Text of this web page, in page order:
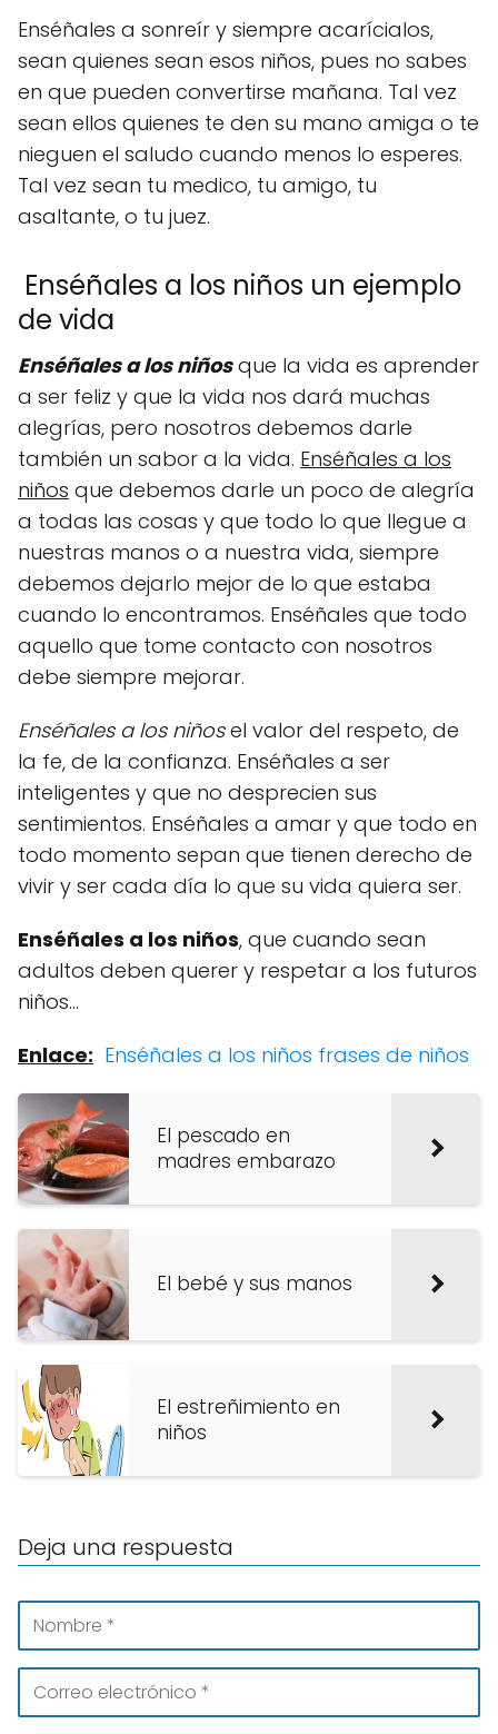
Enséñales a sonreír y siempre acarícialos,
sean quienes sean esos niños, pues no sabes
en que pueden convertirse mañana. Tal vez
sean ellos quienes te den su mano amiga o te
nieguen el saludo cuando menos lo esperes.
Tal vez sean tu medico, tu amigo, tu
asaltante, o tu juez.
Enséñales a los niños un ejemplo
de vida
Enséñales a los niñosque la vida es aprender
a ser feliz y que la vida nos dará muchas
alegrías, pero nosotros debemos darle
también un sabor a la vida. Enséñales a los
niños que debemos darle un poco de alegría
a todas las cosas y que todo lo que llegue a
nuestras manos o a nuestra vida, siempre
debemos dejarlo mejor de lo que estaba
cuando lo encontramos. Enséñales que todo
aquello que tome contacto con nosotros
debe siempre mejorar.
Enséñales a los niñosel valor del respeto, de
la fe, de la confianza. Enséñales a ser
inteligentes y que no desprecien sus
sentimientos. Enséñales a amar y que todo en
todo momento sepan que tienen derecho de
vivir y ser cada día lo que su vida quiera ser.
Enséñales a los niños, que cuando sean
adultos deben querer y respetar a los futuros
niños…
Enlace: Enséñales a los niños frases de niños
El pescado en
madres embarazo
El bebé y sus manos
El estreñimiento en
niños
Deja una respuesta